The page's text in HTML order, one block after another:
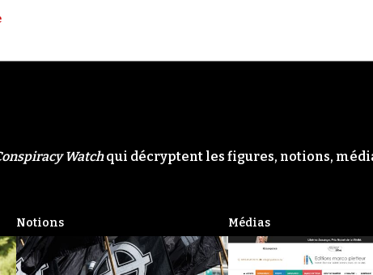
Watchqui décryptent les figures, notions,
Notions Médias